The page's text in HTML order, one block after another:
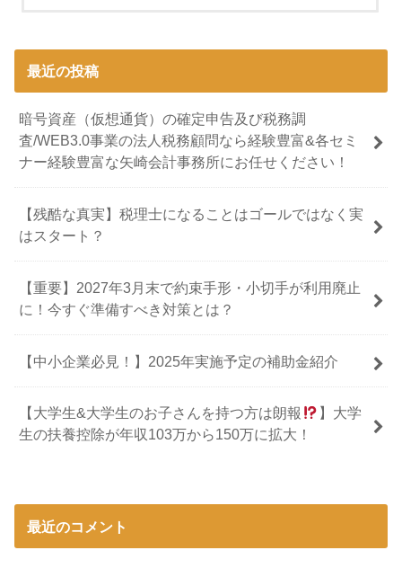
最近の投稿
暗号資産（仮想通貨）の確定申告及び税務調
査/WEB3.0事業の法人税務顧問なら経験豊富&各セミ
ナー経験豊富な矢崎会計事務所にお任せください！
【残酷な真実】税理士になることはゴールではなく実
はスタート？
【重要】2027年3月末で約束手形・小切手が利用廃止
に！今すぐ準備すべき対策とは？
【中小企業必見！】2025年実施予定の補助金紹介
【大学生&大学生のお子さんを持つ方は朗報
】大学
生の扶養控除が年収103万から150万に拡大！
最近のコメント